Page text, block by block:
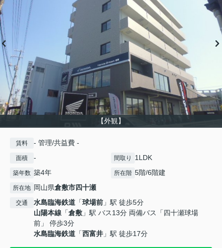
【外観】
賃料 - 管理/共益費 -
面積 - 間取り 1LDK
築年数 築4年 所在階 5階/6階建
所在地 岡山県倉敷市四十瀬
交通 水島臨海鉄道 「球場前 」駅 徒歩5分
山陽本線 「倉敷 」駅 バス13分 両備バス「四十瀬球場
前」 停歩3分
水島臨海鉄道 「西富井 」駅 徒歩17分